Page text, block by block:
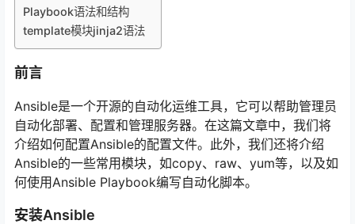
Playbook语法和结构
template模块jinja2语法
前言
Ansible是一个开源的自动化运维工具，它可以帮助管理员
自动化部署、配置和管理服务器。在这篇文章中，我们将
介绍如何配置Ansible的配置文件。此外，我们还将介绍
Ansible的一些常用模块，如copy、raw、yum等，以及如
何使用Ansible Playbook编写自动化脚本。
安装Ansible